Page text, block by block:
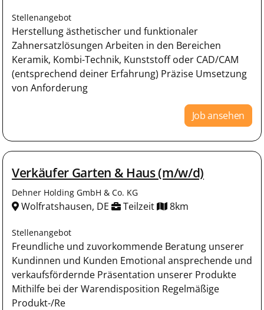
Stellenangebot
Herstellung ästhetischer und funktionaler
Zahnersatzlösungen Arbeiten in den Bereichen
Keramik, Kombi-Technik, Kunststoff oder CAD/CAM
(entsprechend deiner Erfahrung) Präzise Umsetzung
von Anforderung
Job ansehen
Verkäufer Garten & Haus (m/w/d)
Dehner Holding GmbH & Co. KG
Wolfratshausen, DE Teilzeit 8km
Stellenangebot
Freundliche und zuvorkommende Beratung unserer
Kundinnen und Kunden Emotional ansprechende und
verkaufsfördernde Präsentation unserer Produkte
Mithilfe bei der Warendisposition Regelmäßige
Produkt-/Re